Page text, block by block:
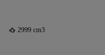
2999 cm3